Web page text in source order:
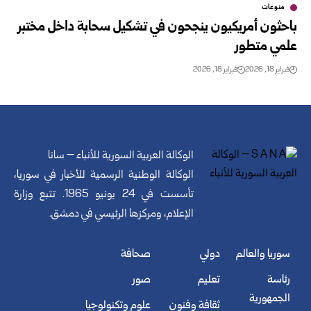
منوعات
باحثون أمريكيون ينجحون في تشكيل سحابة داخل مختبر
علمي متطور
فبراير 18, 2026 فبراير 18, 2026
الوكالة العربية السورية للأنباء – سانا
الوكالة الوطنية الرسمية للأخبار في سوريا،
تأسست في 24 يونيو 1965. تتبع وزارة
الإعلام، ومركزها الرئيسي في دمشق.
سوريا والعالم
رئاسة
الجمهورية
دولي
تعليم
ثقافة وفنون
صحافة
صور
علوم وتكنولوجيا